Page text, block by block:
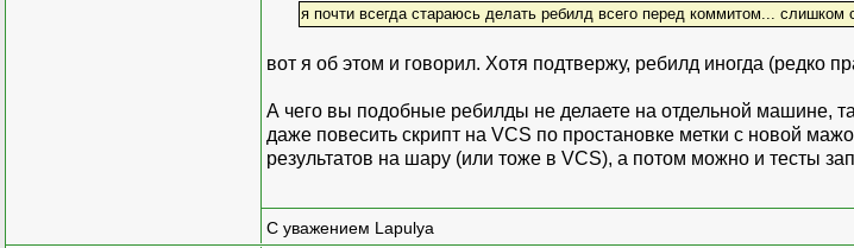
я почти всегда стараюсь делать ребилд всего перед коммитом... слишком
вот я об этом и говорил. Хотя подтвержу, ребилд иногда (редко
А чего вы подобные ребилды не делаете на отдельной машине,
даже повесить скрипт на VCS по простановке метки с новой
результатов на шару (или тоже в VCS), а потом можно и тесты
С уважением Lapulya